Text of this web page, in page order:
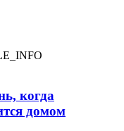
когда
домом